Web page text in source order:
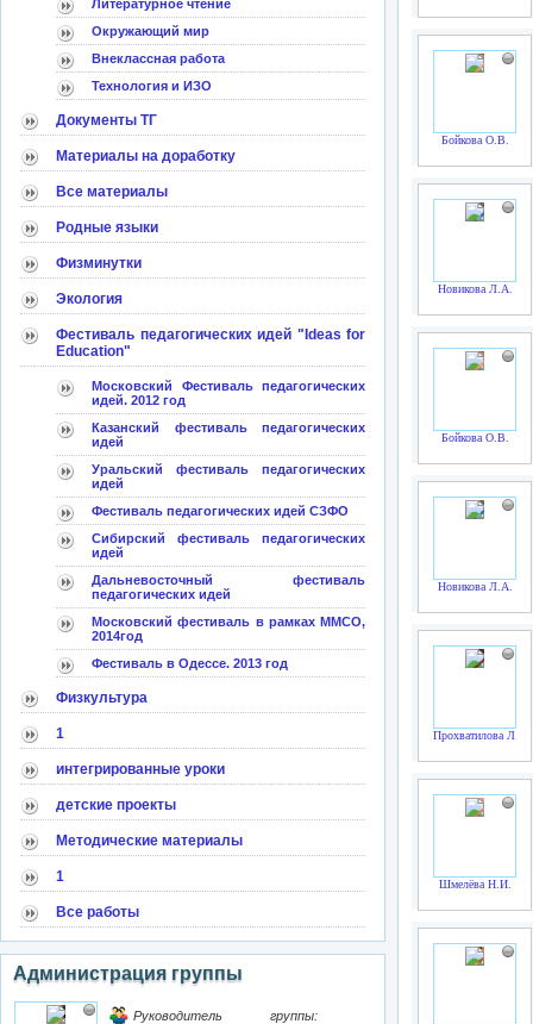
Литературное чтение
Окружающий мир
Внеклассная работа
Технология и ИЗО
Документы ТГ
Материалы на доработку
Все материалы
Родные языки
Физминутки
Экология
Фестиваль педагогических идей "Ideas for
Education"
Московский Фестиваль педагогических
идей. 2012 год
Казанский фестиваль педагогических
идей
Уральский фестиваль педагогических
идей
Фестиваль педагогических идей СЗФО
Сибирский фестиваль педагогических
идей
Дальневосточный фестиваль
педагогических идей
Московский фестиваль в рамках ММСО,
2014год
Фестиваль в Одессе. 2013 год
Физкультура
1
интегрированные уроки
детские проекты
Методические материалы
1
Все работы
Администрация группы
Руководитель группы:
Бойкова О.В.
Новикова Л.А.
Бойкова О.В.
Новикова Л.А.
Прохватилова Л.П.
Шмелёва Н.И.